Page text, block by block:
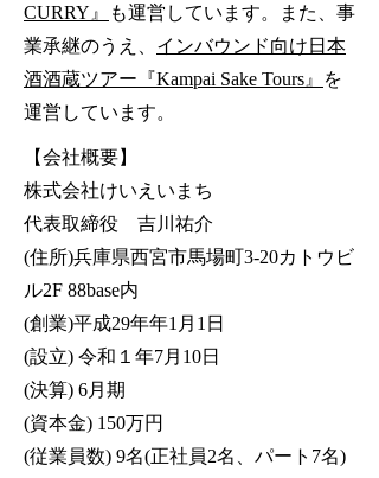
CURRY』 も運営しています。また、事
業承継のうえ、
インバウンド向け日本
酒酒蔵ツアー『Kampai Sake Tours』 を
運営しています。
【会社概要】
株式会社けいえいまち
代表取締役 吉川祐介
(住所)兵庫県西宮市馬場町3-20カトウビ
ル2F 88base内
(創業)平成29年年1月1日
(設立) 令和１年7月10日
(決算) 6月期
(資本金) 150万円
(従業員数) 9名(正社員2名、パート7名)